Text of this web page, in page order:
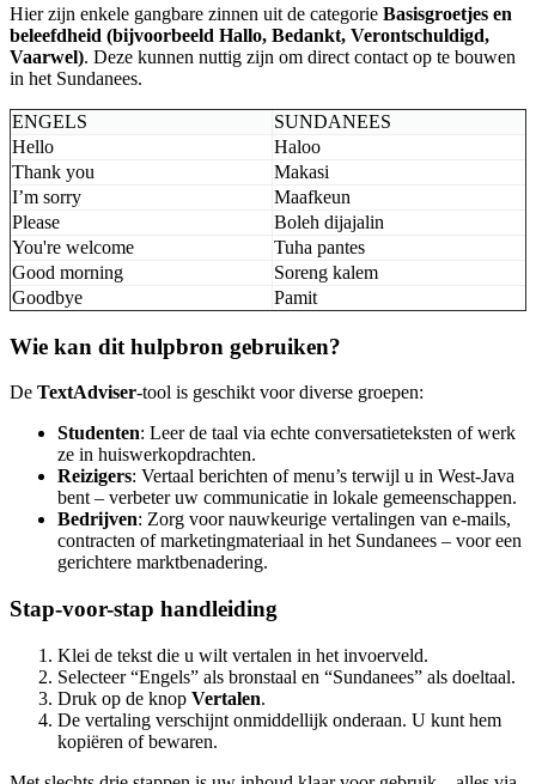
Hier zijn enkele gangbare zinnen uit de categorie Basisgroetjes en
beleefdheid (bijvoorbeeld Hallo, Bedankt, Verontschuldigd,
Vaarwel). Deze kunnen nuttig zijn om direct contact op te bouwen
in het Sundanees.
ENGELS
SUNDANEES
Hello
Haloo
Thank you
Makasi
I’m sorry
Maafkeun
Please
Boleh dijajalin
You're welcome
Tuha pantes
Good morning
Soreng kalem
Goodbye
Pamit
Wie kan dit hulpbron gebruiken?
De TextAdviser-tool is geschikt voor diverse groepen:
Studenten: Leer de taal via echte conversatieteksten of werk
ze in huiswerkopdrachten.
Reizigers: Vertaal berichten of menu’s terwijl u in West-Java
bent – verbeter uw communicatie in lokale gemeenschappen.
Bedrijven: Zorg voor nauwkeurige vertalingen van e-mails,
contracten of marketingmateriaal in het Sundanees – voor een
gerichtere marktbenadering.
Stap-voor-stap handleiding
Klei de tekst die u wilt vertalen in het invoerveld.
Selecteer “Engels” als bronstaal en “Sundanees” als doeltaal.
Druk op de knop Vertalen.
De vertaling verschijnt onmiddellijk onderaan. U kunt hem
kopiëren of bewaren.